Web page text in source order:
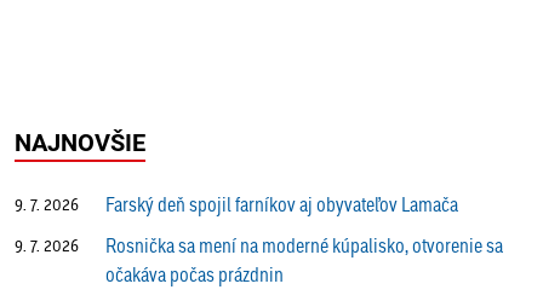
NAJNOVŠIE
9. 7. 2026 Farský deň spojil farníkov aj obyvateľov Lamača
9. 7. 2026
Rosnička sa mení na moderné kúpalisko, otvorenie sa
očakáva počas prázdnin